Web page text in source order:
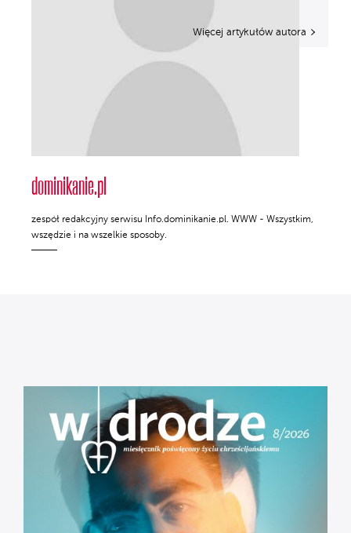
dominikanie.pl
zespół redakcyjny serwisu Info.dominikanie.pl. WWW - Wszystkim,
wszędzie i na wszelkie sposoby.
Więcej artykułów autora